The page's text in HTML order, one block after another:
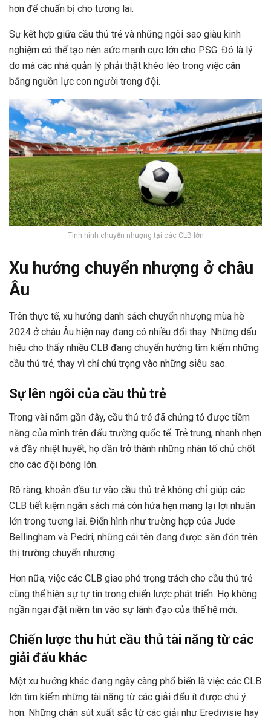
hơn để chuẩn bị cho tương lai.
Sự kết hợp giữa cầu thủ trẻ và những ngôi sao giàu kinh
nghiệm có thể tạo nên sức mạnh cực lớn cho PSG. Đó là lý
do mà các nhà quản lý phải thật khéo léo trong việc cân
bằng nguồn lực con người trong đội.
Tình hình chuyển nhượng tại các CLB lớn
Xu hướng chuyển nhượng ở châu
Âu
Trên thực tế, xu hướng danh sách chuyển nhượng mùa hè
2024 ở châu Âu hiện nay đang có nhiều đổi thay. Những dấu
hiệu cho thấy nhiều CLB đang chuyển hướng tìm kiếm những
cầu thủ trẻ, thay vì chỉ chú trọng vào những siêu sao.
Sự lên ngôi của cầu thủ trẻ
Trong vài năm gần đây, cầu thủ trẻ đã chứng tỏ được tiềm
năng của mình trên đấu trường quốc tế. Trẻ trung, nhanh nhẹn
và đầy nhiệt huyết, họ dần trở thành những nhân tố chủ chốt
cho các đội bóng lớn.
Rõ ràng, khoản đầu tư vào cầu thủ trẻ không chỉ giúp các
CLB tiết kiệm ngân sách mà còn hứa hẹn mang lại lợi nhuận
lớn trong tương lai. Điển hình như trường hợp của Jude
Bellingham và Pedri, những cái tên đang được săn đón trên
thị trường chuyển nhượng.
Hơn nữa, việc các CLB giao phó trọng trách cho cầu thủ trẻ
cũng thể hiện sự tự tin trong chiến lược phát triển. Họ không
ngần ngại đặt niềm tin vào sự lãnh đạo của thế hệ mới.
Chiến lược thu hút cầu thủ tài năng từ các
giải đấu khác
Một xu hướng khác đang ngày càng phổ biến là việc các CLB
lớn tìm kiếm những tài năng từ các giải đấu ít được chú ý
hơn. Những chân sút xuất sắc từ các giải như Eredivisie hay